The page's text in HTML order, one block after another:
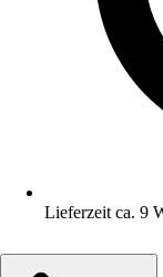
Lieferzeit ca. 9